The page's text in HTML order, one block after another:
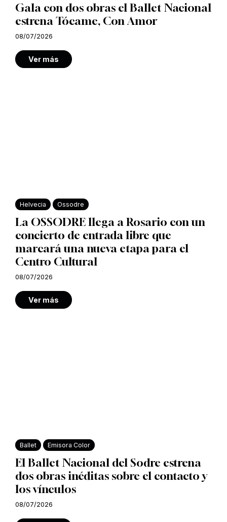
Gala con dos obras el Ballet Nacional
estrena Tócame, Con Amor
08/07/2026
Ver más
Helvecia Ossodre
La OSSODRE llega a Rosario con un
concierto de entrada libre que
marcará una nueva etapa para el
Centro Cultural
08/07/2026
Ver más
Ballet Emisora Color
El Ballet Nacional del Sodre estrena
dos obras inéditas sobre el contacto y
los vínculos
08/07/2026